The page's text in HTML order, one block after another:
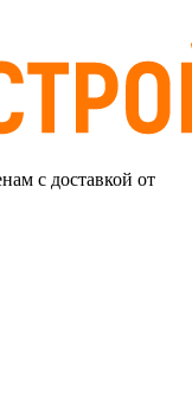
с доставкой от